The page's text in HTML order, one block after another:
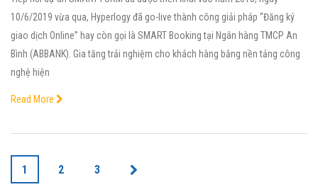
10/6/2019 vừa qua, Hyperlogy đã go-live thành công giải pháp “Đăng ký
giao dịch Online” hay còn gọi là SMART Booking tại Ngân hàng TMCP An
Bình (ABBANK). Gia tăng trải nghiệm cho khách hàng bằng nền tảng công
nghệ hiện
Read More
1 2 3